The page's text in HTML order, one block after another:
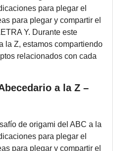
para plegar el
para plegar y compartir el
Y. Durante este
la Z, estamos compartiendo
relacionados con cada
a la Z –
de origami del ABC a la
para plegar el
para plegar y compartir el